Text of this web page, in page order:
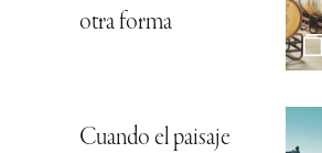
otra forma
Cuando el paisaje